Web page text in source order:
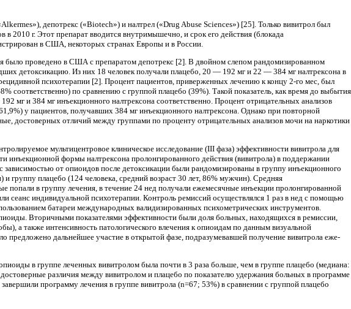
депотрекс («Biotech») и налтрел («Drug Abuse Sciences») [25]. Только вивитрол был
в 2010 г. Этот препарат вводится внутримышечно, и срок его действия (блокада
в США, некоторых странах Европы и в России.
было проведено в США с препаратом депотрекс [2]. В двойном слепом рандомизированном
детоксикацию. Из них 18 человек получали плацебо, 20 — 192 мг и 22 — 384 мг налтрексона в
психотерапии [2]. Процент пациентов, приверженных лечению к концу 2-го мес, был
по сравне­нию с группой плацебо (39%). Такой показатель, как время до выбытия
мг и 384 мг инъекционного налтрексона соответственно. Процент отрицатель­ных анализов
у пациентов, получавших 384 мг инъекционного налтрексона. Однако при повтор­ной
достоверных отличий между группами по про­центу отрицательных анализов мочи на наркотики
мультицентровое клиническое ис­следование (III фаза) эффективности вивитрола для
инъекционной формы налтрексона пролонгирован­ного действия (вивитрола) в поддержании
от опиоидов после детоксикации были рандомизированы в группу инъекционного
группу плацебо (124 че­ловека, средний возраст 30 лет, 86% мужчин). Сред­няя
попали в группу лечения, в течение 24 нед получали ежемесячные инъекции пролонгированной
сеанс инди­видуальной психотерапии. Контроль ремиссий осу­ществлялся 1 раз в нед с помощью
бата­реи международных валидизированных психоме­трических инструментов.
Вторичными пока­зателями эффективности были доля больных, нахо­дящихся в ремиссии,
а также интенсивность патоло­гического влечения к опиоидам по данным визуаль­ной
дальнейшее участие в открытой фазе, подразумевавшей получение вивитрола еже­
в группе леченных вивитролом была почти в 3 раза больше, чем в группе плацебо (медиана:
различия между вивитролом и плацебо по показателю удержания больных в программе
программу лечения в группе вивитрола (n=67; 53%) в сравнении с группой плацебо